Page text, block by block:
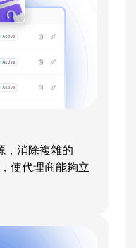
，消除複雜的
使代理商能夠立